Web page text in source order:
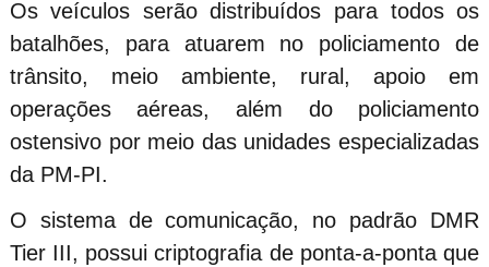
Os veículos serão distribuídos para todos os
batalhões, para atuarem no policiamento de
trânsito, meio ambiente, rural, apoio em
operações aéreas, além do policiamento
ostensivo por meio das unidades especializadas
da PM-PI.
O sistema de comunicação, no padrão DMR
Tier III, possui criptografia de ponta-a-ponta que